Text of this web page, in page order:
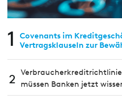
1
Covenants im
Vertragsklauseln zur
2
müssen Banken jetzt